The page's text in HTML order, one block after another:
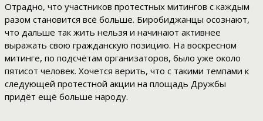
Отрадно, что участников протестных митингов с каждым
разом становится всё больше. Биробиджанцы осознают,
что дальше так жить нельзя и начинают активнее
выражать свою гражданскую позицию. На воскресном
митинге, по подсчётам организаторов, было уже около
пятисот человек. Хочется верить, что с такими темпами к
следующей протестной акции на площадь Дружбы
придёт ещё больше народу.